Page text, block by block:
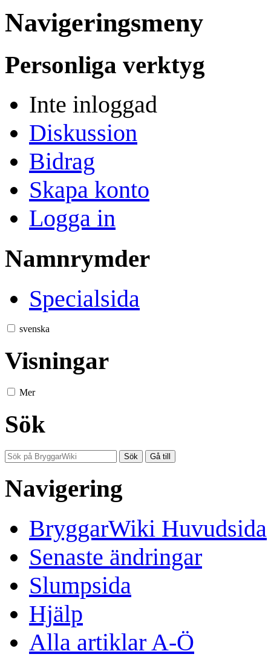
Navigeringsmeny
Personliga verktyg
Inte inloggad
Diskussion
Bidrag
Skapa konto
Logga in
Namnrymder
Specialsida
svenska
Visningar
Mer
Sök
Navigering
BryggarWiki Huvudsida
Senaste ändringar
Slumpsida
Hjälp
Alla artiklar A-Ö